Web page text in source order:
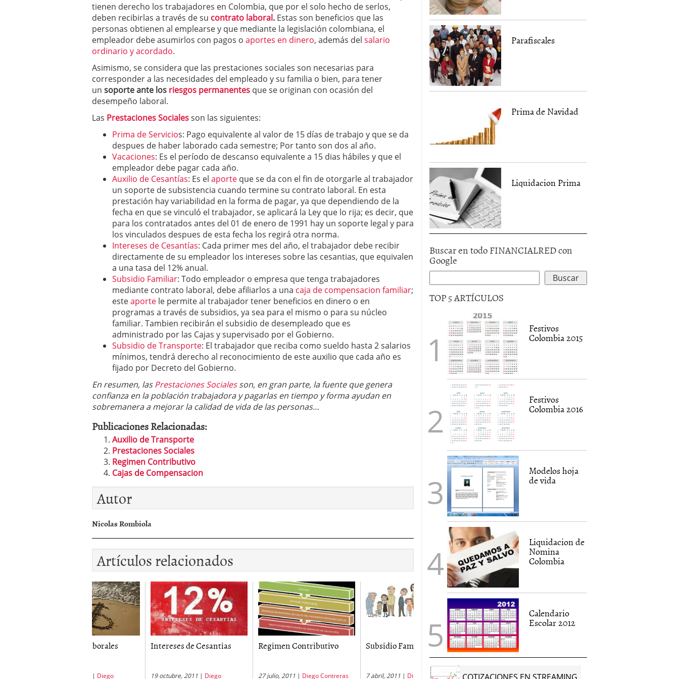
tienen derecho los trabajadores en Colombia, que por el solo hecho de serlos,
deben recibirlas a través de su contrato laboral. Estas son beneficios que las
personas obtienen al emplearse y que mediante la legislación colombiana, el
empleador debe asumirlos con pagos o aportes en dinero, además del salario
ordinario y acordado.
Asimismo, se considera que las prestaciones sociales son necesarias para
corresponder a las necesidades del empleado y su familia o bien, para tener
un soporte ante los riesgos permanentes que se originan con ocasión del
desempeño laboral.
Las Prestaciones Socialesson las siguientes:
Prima de Servicios: Pago equivalente al valor de 15 días de trabajo y que se da
despues de haber laborado cada semestre; Por tanto son dos al año.
Vacaciones: Es el período de descanso equivalente a 15 dias hábiles y que el
empleador debe pagar cada año.
Auxilio de Cesantías: Es el aporte que se da con el fin de otorgarle al trabajador
un soporte de subsistencia cuando termine su contrato laboral. En esta
prestación hay variabilidad en la forma de pagar, ya que dependiendo de la
fecha en que se vinculó el trabajador, se aplicará la Ley que lo rija; es decir, que
para los contratados antes del 01 de enero de 1991 hay un soporte legal y para
los vinculados despues de esta fecha los regirá otra norma.
Intereses de Cesantías: Cada primer mes del año, el trabajador debe recibir
directamente de su empleador los intereses sobre las cesantias, que equivalen
a una tasa del 12% anual.
Subsidio Familiar: Todo empleador o empresa que tenga trabajadores
mediante contrato laboral, debe afiliarlos a una caja de compensacion familiar;
esteaporte le permite al trabajador tener beneficios en dinero o en
programas a través de subsidios, ya sea para el mismo o para su núcleo
familiar. Tambien recibirán el subsidio de desempleado que es
administrado por las Cajas y supervisado por el Gobierno.
Subsidio de Transporte: El trabajador que reciba como sueldo hasta 2 salarios
mínimos, tendrá derecho al reconocimiento de este auxilio que cada año es
fijado por Decreto del Gobierno.
En resumen, lasPrestaciones Socialesson, en gran parte, la fuente que genera
confianza en la población trabajadora y pagarlas en tiempo y forma ayudan en
sobremanera a mejorar la calidad de vida de las personas…
Publicaciones Relacionadas:
Auxilio de Transporte
Prestaciones Sociales
Regimen Contributivo
Cajas de Compensacion
Autor
Nicolas Rombiola
Artículos relacionados
Intereses de Cesantias
19 octubre, 2011
Diego
Regimen Contributivo
27 julio, 2011 Diego Contreras
Subsidio Familiar
7 abril, 2011| Diego Contreras
Accidente de Trabajo
24 junio, 2011 |Diego Contreras 10 diciembre, 2012
Parafiscales
Prima de Navidad
Liquidacion Prima
Buscar en todo FINANCIALRED con
Google
TOP 5 ARTÍCULOS
Festivos
Colombia 2015
Festivos
Colombia 2016
Modelos hoja
de vida
Liquidacion de
Nomina
Colombia
Calendario
Escolar 2012
COTIZACIONES EN STREAMING